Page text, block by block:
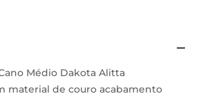
Médio Dakota Alitta
material de couro acabamento